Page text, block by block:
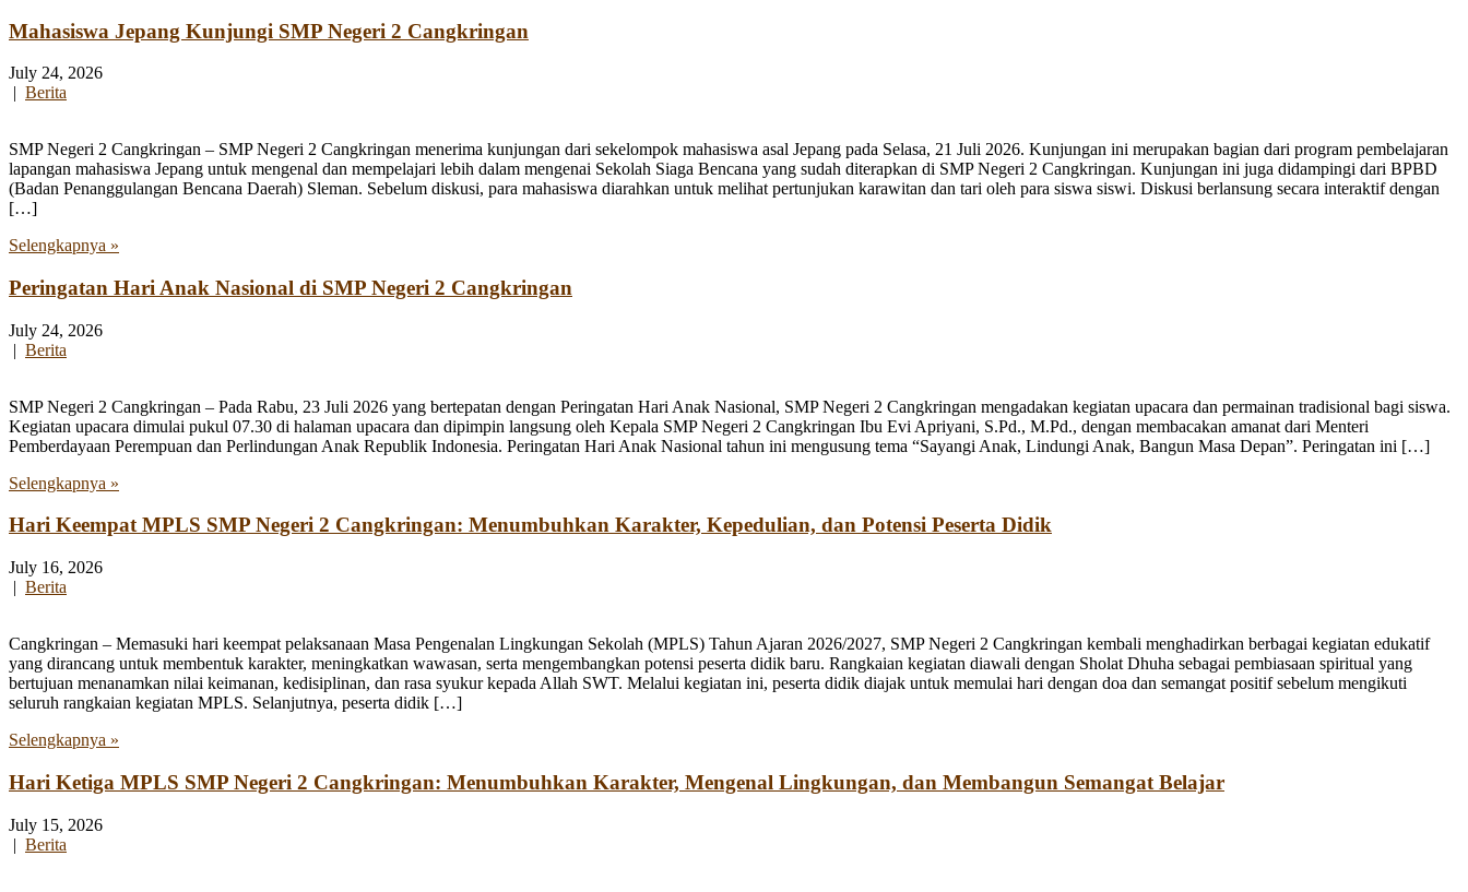
Mahasiswa Jepang Kunjungi SMP Negeri 2 Cangkringan
July 24, 2026
| Berita
SMP Negeri 2 Cangkringan – SMP Negeri 2 Cangkringan menerima kunjungan dari sekelompok mahasiswa asal Jepang pada Selasa, 21 Juli 2026. Kunjungan ini merupakan bagian dari program pembelajaran
lapangan mahasiswa Jepang untuk mengenal dan mempelajari lebih dalam mengenai Sekolah Siaga Bencana yang sudah diterapkan di SMP Negeri 2 Cangkringan. Kunjungan ini juga didampingi dari BPBD
(Badan Penanggulangan Bencana Daerah) Sleman. Sebelum diskusi, para mahasiswa diarahkan untuk melihat pertunjukan karawitan dan tari oleh para siswa siswi. Diskusi berlansung secara interaktif dengan
[…]
Selengkapnya »
Peringatan Hari Anak Nasional di SMP Negeri 2 Cangkringan
July 24, 2026
| Berita
SMP Negeri 2 Cangkringan – Pada Rabu, 23 Juli 2026 yang bertepatan dengan Peringatan Hari Anak Nasional, SMP Negeri 2 Cangkringan mengadakan kegiatan upacara dan permainan tradisional bagi siswa.
Kegiatan upacara dimulai pukul 07.30 di halaman upacara dan dipimpin langsung oleh Kepala SMP Negeri 2 Cangkringan Ibu Evi Apriyani, S.Pd., M.Pd., dengan membacakan amanat dari Menteri
Pemberdayaan Perempuan dan Perlindungan Anak Republik Indonesia. Peringatan Hari Anak Nasional tahun ini mengusung tema “Sayangi Anak, Lindungi Anak, Bangun Masa Depan”. Peringatan ini […]
Selengkapnya »
Hari Keempat MPLS SMP Negeri 2 Cangkringan: Menumbuhkan Karakter, Kepedulian, dan Potensi Peserta Didik
July 16, 2026
| Berita
Cangkringan – Memasuki hari keempat pelaksanaan Masa Pengenalan Lingkungan Sekolah (MPLS) Tahun Ajaran 2026/2027, SMP Negeri 2 Cangkringan kembali menghadirkan berbagai kegiatan edukatif
yang dirancang untuk membentuk karakter, meningkatkan wawasan, serta mengembangkan potensi peserta didik baru. Rangkaian kegiatan diawali dengan Sholat Dhuha sebagai pembiasaan spiritual yang
bertujuan menanamkan nilai keimanan, kedisiplinan, dan rasa syukur kepada Allah SWT. Melalui kegiatan ini, peserta didik diajak untuk memulai hari dengan doa dan semangat positif sebelum mengikuti
seluruh rangkaian kegiatan MPLS. Selanjutnya, peserta didik […]
Selengkapnya »
Hari Ketiga MPLS SMP Negeri 2 Cangkringan: Menumbuhkan Karakter, Mengenal Lingkungan, dan Membangun Semangat Belajar
July 15, 2026
| Berita